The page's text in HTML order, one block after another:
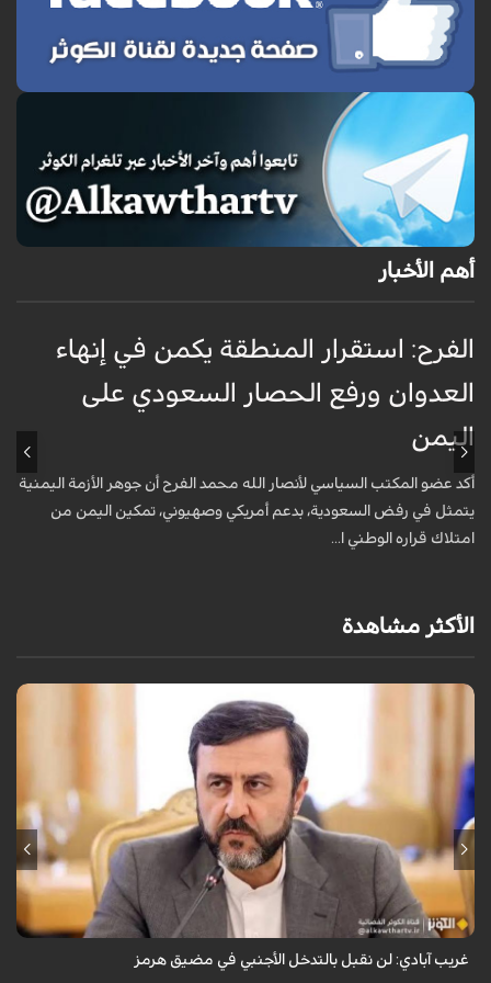
أهم الأخبار
الفرح: استقرار المنطقة يكمن في إنهاء
العدوان ورفع الحصار السعودي على
اليمن
أكد عضو المكتب السياسي لأنصار الله محمد الفرح أن جوهر الأزمة اليمنية
يتمثل في رفض السعودية، بدعم أمريكي وصهيوني، تمكين اليمن من
امتلاك قراره الوطني ا...
الأكثر مشاهدة
قال نائب وزير الخارجية الإيراني كاظم غريب آبادي، إن إيران لن تقبل بالتدخل
الأجنبي في مضيق هرمز.
غريب آبادي: لن نقبل بالتدخل الأجنبي في مضيق هرمز